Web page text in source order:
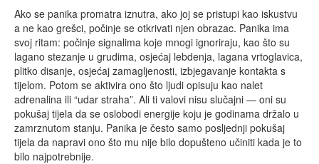
Ako se panika promatra iznutra, ako joj se pristupi kao iskustvu
a ne kao grešci, počinje se otkrivati njen obrazac. Panika ima
svoj ritam: počinje signalima koje mnogi ignoriraju, kao što su
lagano stezanje u grudima, osjećaj lebdenja, lagana vrtoglavica,
plitko disanje, osjećaj zamagljenosti, izbjegavanje kontakta s
tijelom. Potom se aktivira ono što ljudi opisuju kao nalet
adrenalina ili “udar straha”. Ali ti valovi nisu slučajni — oni su
pokušaj tijela da se oslobodi energije koju je godinama držalo u
zamrznutom stanju. Panika je često samo posljednji pokušaj
tijela da napravi ono što mu nije bilo dopušteno učiniti kada je to
bilo najpotrebnije.